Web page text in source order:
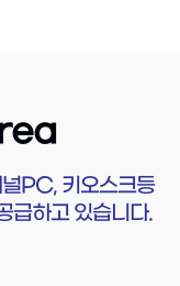
PC, 키오스크등
급하고 있습니다.